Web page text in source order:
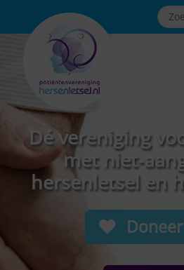
Dé vereniging
met niet-
hersenletsel en